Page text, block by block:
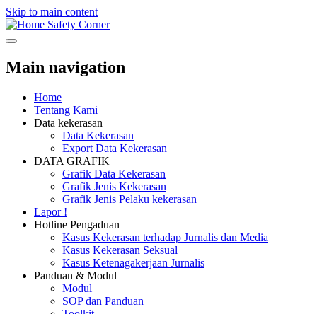
Skip to main content
Safety Corner
Main navigation
Home
Tentang Kami
Data kekerasan
Data Kekerasan
Export Data Kekerasan
DATA GRAFIK
Grafik Data Kekerasan
Grafik Jenis Kekerasan
Grafik Jenis Pelaku kekerasan
Lapor !
Hotline Pengaduan
Kasus Kekerasan terhadap Jurnalis dan Media
Kasus Kekerasan Seksual
Kasus Ketenagakerjaan Jurnalis
Panduan & Modul
Modul
SOP dan Panduan